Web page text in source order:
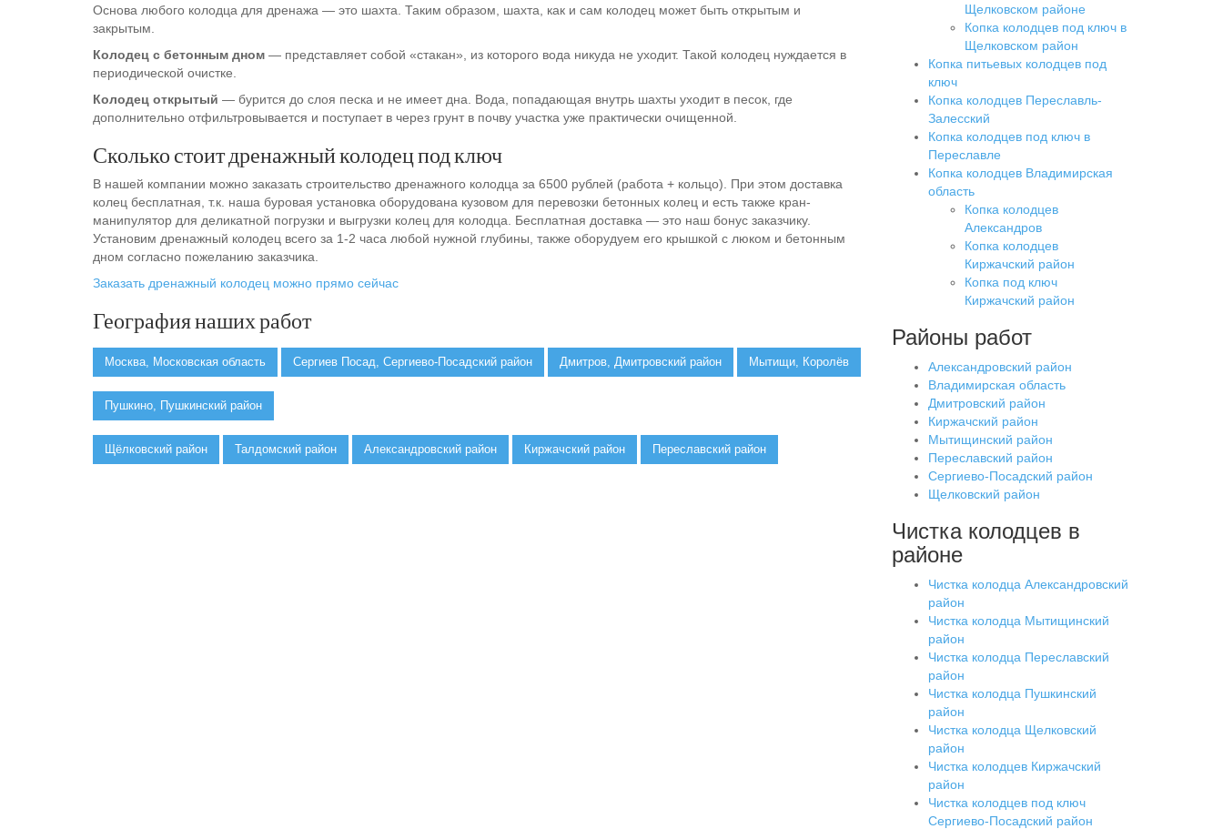
Основа любого колодца для дренажа — это шахта. Таким образом, шахта, как и сам колодец может быть открытым и
закрытым.
Колодец с бетонным дном — представляет собой «стакан», из которого вода никуда не уходит. Такой колодец нуждается в
периодической очистке.
Колодец открытый — бурится до слоя песка и не имеет дна. Вода, попадающая внутрь шахты уходит в песок, где
дополнительно отфильтровывается и поступает в через грунт в почву участка уже практически очищенной.
Сколько стоит дренажный колодец под ключ
В нашей компании можно заказать строительство дренажного колодца за 6500 рублей (работа + кольцо). При этом доставка
колец бесплатная, т.к. наша буровая установка оборудована кузовом для перевозки бетонных колец и есть также кран-
манипулятор для деликатной погрузки и выгрузки колец для колодца. Бесплатная доставка — это наш бонус заказчику.
Установим дренажный колодец всего за 1-2 часа любой нужной глубины, также оборудуем его крышкой с люком и бетонным
дном согласно пожеланию заказчика.
Заказать дренажный колодец можно прямо сейчас
География наших работ
Москва, Московская область Сергиев Посад, Сергиево-Посадский район Дмитров, Дмитровский район Мытищи, Королёв
Пушкино, Пушкинский район
Щёлковский район Талдомский район Александровский район Киржачский район Переславский район
Щелковском районе
Копка колодцев под ключ в
Щелковском район
Копка питьевых колодцев под
ключ
Копка колодцев Переславль-
Залесский
Копка колодцев под ключ в
Переславле
Копка колодцев Владимирская
область
Копка колодцев
Александров
Копка колодцев
Киржачский район
Копка под ключ
Киржачский район
Районы работ
Александровский район
Владимирская область
Дмитровский район
Киржачский район
Мытищинский район
Переславский район
Сергиево-Посадский район
Щелковский район
Чистка колодцев в
районе
Чистка колодца Александровский
район
Чистка колодца Мытищинский
район
Чистка колодца Переславский
район
Чистка колодца Пушкинский
район
Чистка колодца Щелковский
район
Чистка колодцев Киржачский
район
Чистка колодцев под ключ
Сергиево-Посадский район